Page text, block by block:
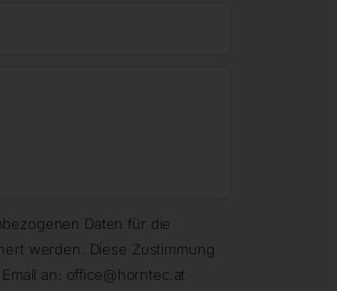
Daten für die
werden. Diese Zustimmung
an: office@horntec.at